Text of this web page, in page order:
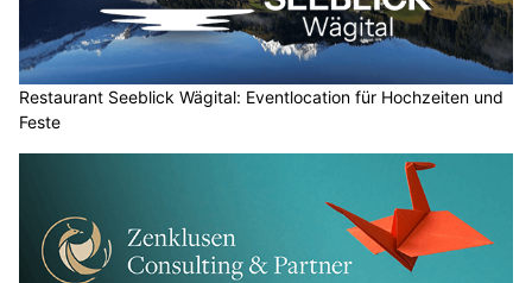
Restaurant Seeblick Wägital: Eventlocation für Hochzeiten und
Feste